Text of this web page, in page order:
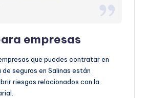
empresas
que puedes contratar en
seguros en Salinas están
riesgos relacionados con la